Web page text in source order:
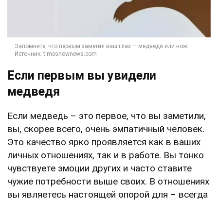
Если первым вы увидели
медведя
Если медведь – это первое, что вы заметили,
вы, скорее всего, очень эмпатичный человек.
Это качество ярко проявляется как в ваших
личных отношениях, так и в работе. Вы тонко
чувствуете эмоции других и часто ставите
чужие потребности выше своих. В отношениях
вы являетесь настоящей опорой для – всегда